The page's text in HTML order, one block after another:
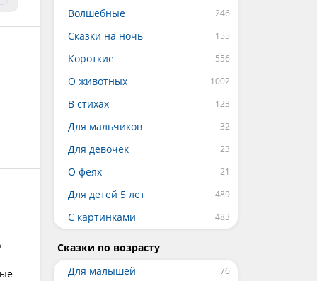
Волшебные
Сказки на ночь
Короткие
О животных
В стихах
Для мальчиков
Для девочек
О феях
Для детей 5 лет
С картинками
Сказки по возрасту
Для малышей